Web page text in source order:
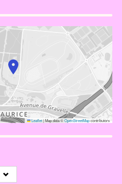
Leaflet|Map data ©OpenStreetMapcontributors